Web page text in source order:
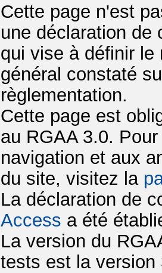
Cette page n'est
une déclaration de
qui vise à définir
général constaté
règlementation.
Cette page est
au RGAA 3.0.
navigation et aux
du site, visitez la
La déclaration de
Access a été
La version du
tests est la version